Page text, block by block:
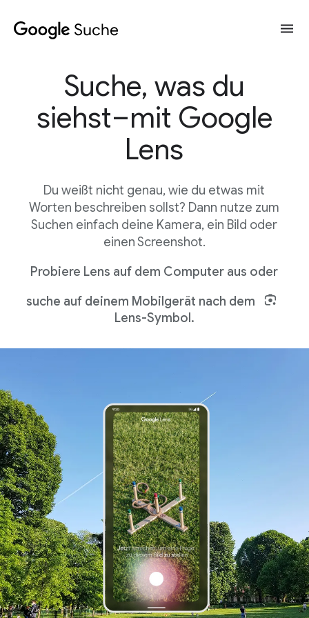
Suche, was du
siehst–mit Google
Lens
Du weißt nicht genau, wie du etwas mit
Worten beschreiben sollst? Dann nutze zum
Suchen einfach deine Kamera, ein Bild oder
einen Screenshot.
Probiere Lens auf dem Computer aus oder
suche auf deinem Mobilgerät nach dem
Lens-Symbol.